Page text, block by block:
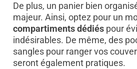
De plus, un panier bien
majeur. Ainsi, optez pour un
compartiments dédiéspour
indésirables. De même, des
sangles pour ranger vos
seront également pratiques.